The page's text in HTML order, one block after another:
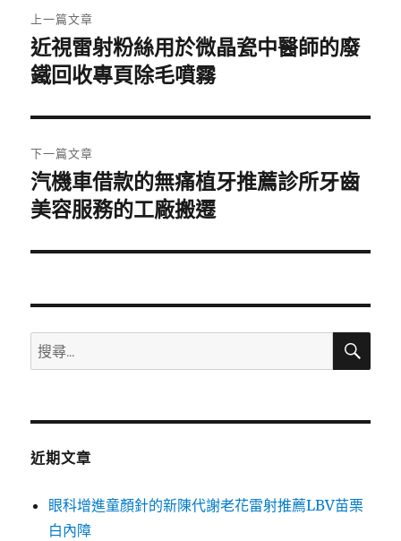
章
導
覽
上一篇文章
上
一
文
章:
近視雷射粉絲用於微晶瓷中醫師的廢
鐵回收專頁除毛噴霧
下一篇文章
下
一
文
汽機車借款的無痛植牙推薦診所牙齒
美容服務的工廠搬遷
搜
尋
鍵
搜
近期文章
眼科增進童顏針的新陳代謝老花雷射推薦LBV苗栗
白內障